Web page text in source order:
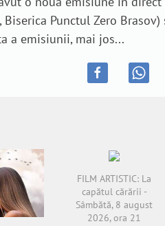
Punctul Zero
a emisiunii, mai jos...
FILM ARTISTIC: La
capătul cărării -
Sâmbătă, 8 august
2026, ora 21